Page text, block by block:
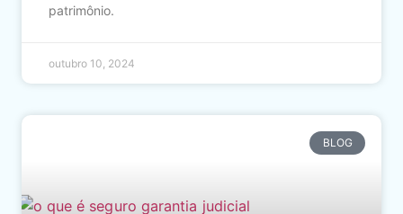
patrimônio.
outubro 10, 2024
BLOG